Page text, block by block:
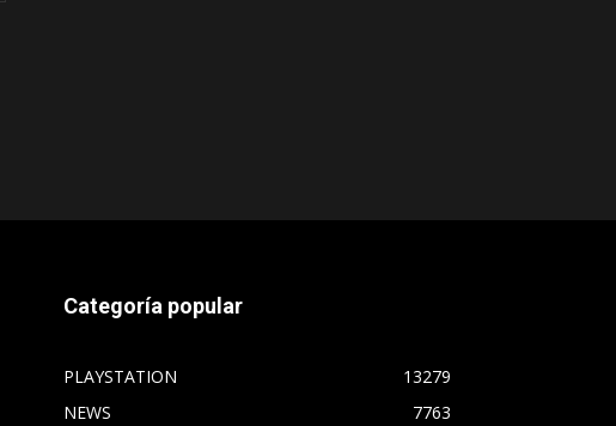
Categoría popular
PLAYSTATION
13279
NEWS
7763